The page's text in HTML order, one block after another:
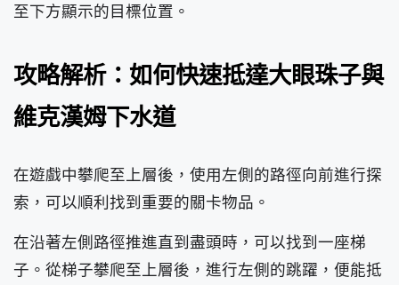
至下方顯示的目標位置。
攻略解析：如何快速抵達大眼珠子與
維克漢姆下水道
在遊戲中攀爬至上層後，使用左側的路徑向前進行探
索，可以順利找到重要的關卡物品。
在沿著左側路徑推進直到盡頭時，可以找到一座梯
子。從梯子攀爬至上層後，進行左側的跳躍，便能抵